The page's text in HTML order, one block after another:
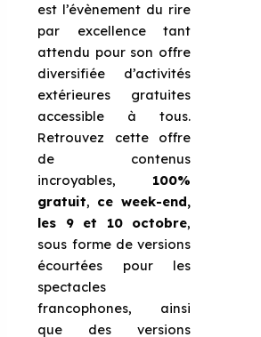
est l’évènement du rire
par excellence tant
attendu pour son offre
diversifiée d’activités
extérieures gratuites
accessible à tous.
Retrouvez cette offre
de contenus
incroyables, 100%
gratuit, ce week-end,
les 9 et 10 octobre,
sous forme de versions
écourtées pour les
spectacles
francophones, ainsi
que des versions